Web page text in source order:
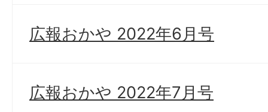
広報おかや 2022年6月号
広報おかや 2022年7月号